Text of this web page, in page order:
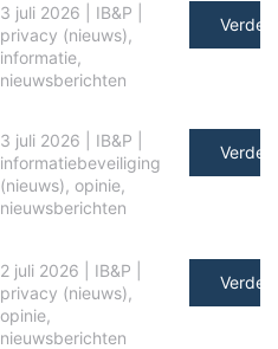
3 juli 2026 IB&P
privacy (nieuws),
informatie,
nieuwsberichten
Verder
3 juli 2026 IB&P
informatiebeveiliging
(nieuws), opinie,
nieuwsberichten
Verder
2 juli 2026 IB&P
privacy (nieuws),
opinie,
nieuwsberichten
Verder